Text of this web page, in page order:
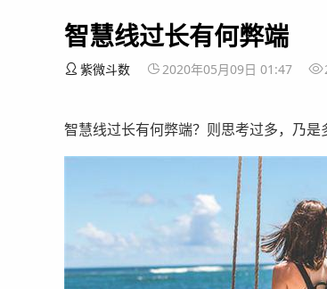
智慧线过长有何弊端
紫微斗数 2020年05月09日 01:47
智慧线过长有何弊端？则思考过多，乃是